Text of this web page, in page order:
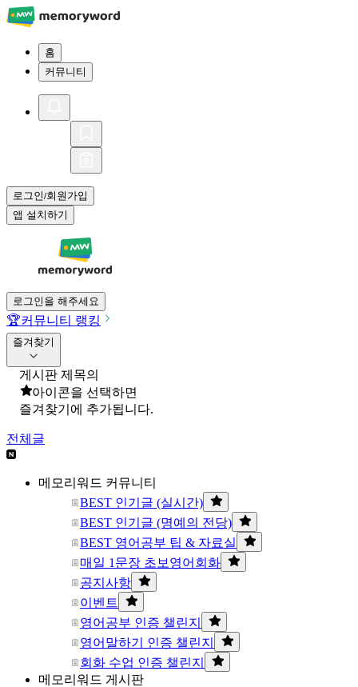
홈
커뮤니티
로그인/회원가입
앱 설치하기
로그인을 해주세요
🏆커뮤니티 랭킹
즐겨찾기
게시판 제목의
아이콘을 선택하면
즐겨찾기에 추가됩니다.
전체글
메모리워드 커뮤니티
BEST 인기글 (실시간)
BEST 인기글 (명예의 전당)
BEST 영어공부 팁 & 자료실
매일 1문장 초보영어회화
공지사항
이벤트
영어공부 인증 챌린지
영어말하기 인증 챌린지
회화 수업 인증 챌린지
메모리워드 게시판